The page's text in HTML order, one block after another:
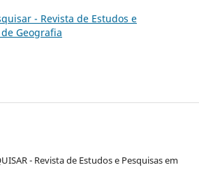
- Revista de Estudos e
Geografia
- Revista de Estudos e Pesquisas em